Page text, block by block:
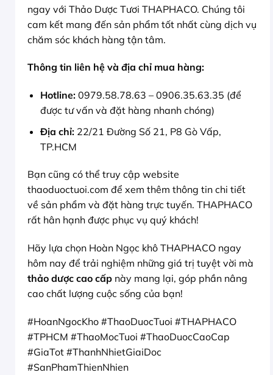
ngay với Thảo Dược Tươi THAPHACO. Chúng tôi
cam kết mang đến sản phẩm tốt nhất cùng dịch vụ
chăm sóc khách hàng tận tâm.
Thông tin liên hệ và địa chỉ mua hàng:
Hotline:0979.58.78.63 – 0906.35.63.35 (để
được tư vấn và đặt hàng nhanh chóng)
Địa chỉ:22/21 Đường Số 21, P8 Gò Vấp,
TP.HCM
Bạn cũng có thể truy cập website
thaoduoctuoi.com để xem thêm thông tin chi tiết
về sản phẩm và đặt hàng trực tuyến. THAPHACO
rất hân hạnh được phục vụ quý khách!
Hãy lựa chọn Hoàn Ngọc khô THAPHACO ngay
hôm nay để trải nghiệm những giá trị tuyệt vời mà
thảo dược cao cấp này mang lại, góp phần nâng
cao chất lượng cuộc sống của bạn!
#HoanNgocKho #ThaoDuocTuoi #THAPHACO
#TPHCM #ThaoMocTuoi #ThaoDuocCaoCap
#GiaTot #ThanhNhietGiaiDoc
#SanPhamThienNhien